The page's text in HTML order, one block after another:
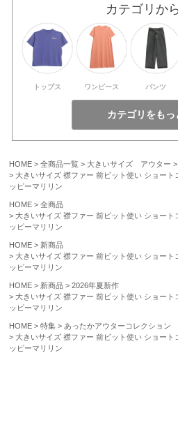
カテゴリか
トップス ワンピース パンツ
HOME 全商品一覧 大きいサイズ アウター
大きいサイズ 襟ファー 前ビット使い ショー
ッピーマリリン
HOME
全商品
大きいサイズ 襟ファー 前ビット使い ショー
ッピーマリリン
HOME
新商品
大きいサイズ 襟ファー 前ビット使い ショー
ッピーマリリン
HOME 新商品
2026年夏新作
大きいサイズ 襟ファー 前ビット使い ショー
ッピーマリリン
HOME 特集
あったかアウターコレクション
大きいサイズ 襟ファー 前ビット使い ショー
ッピーマリリン